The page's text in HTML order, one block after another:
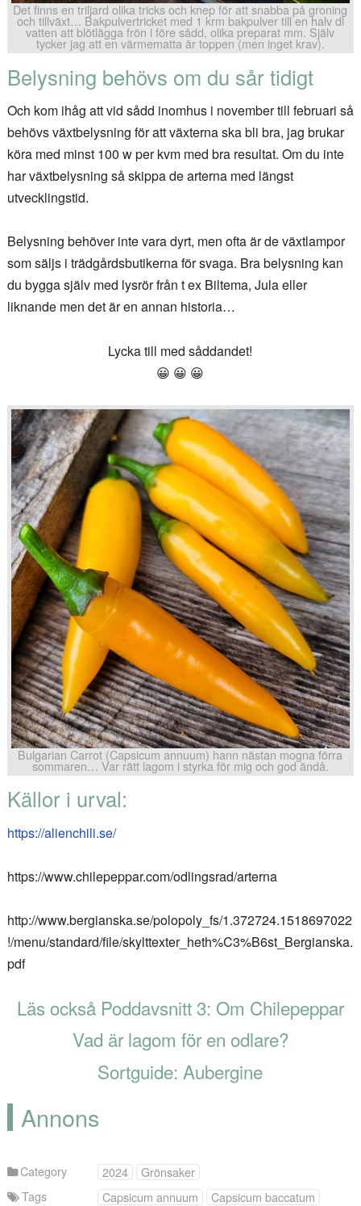
Det finns en triljard olika tricks och knep för att snabba på groning
och tillväxt… Bakpulvertricket med 1 krm bakpulver till en halv dl
vatten att blötlägga frön i före sådd, olika preparat mm. Själv
tycker jag att en värmematta är toppen (men inget krav).
Belysning behövs om du sår tidigt
Och kom ihåg att vid sådd inomhus i november till februari så
behövs växtbelysning för att växterna ska bli bra, jag brukar
köra med minst 100 w per kvm med bra resultat. Om du inte
har växtbelysning så skippa de arterna med längst
utvecklingstid.
Belysning behöver inte vara dyrt, men ofta är de växtlampor
som säljs i trädgårdsbutikerna för svaga. Bra belysning kan
du bygga själv med lysrör från t ex Biltema, Jula eller
liknande men det är en annan historia…
Lycka till med såddandet!
😀 😀 😀
Bulgarian Carrot (Capsicum annuum) hann nästan mogna förra
sommaren… Var rätt lagom i styrka för mig och god ändå.
Källor i urval:
https://alienchili.se/
https://www.chilepeppar.com/odlingsrad/arterna
http://www.bergianska.se/polopoly_fs/1.372724.1518697022
!/menu/standard/file/skylttexter_heth%C3%B6st_Bergianska.
pdf
Läs också Poddavsnitt 3: Om Chilepeppar
Vad är lagom för en odlare?
Sortguide: Aubergine
Annons
Category 2024
Grönsaker
Tags
Capsicum annuum Capsicum baccatum